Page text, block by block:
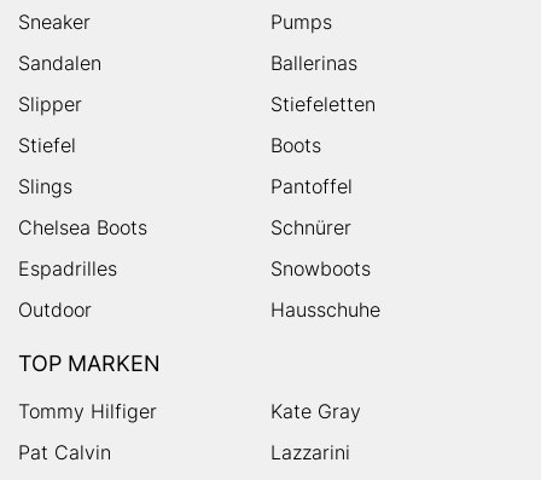
Sneaker
Pumps
Sandalen
Ballerinas
Slipper
Stiefeletten
Stiefel
Boots
Slings
Pantoffel
Chelsea Boots
Schnürer
Espadrilles
Snowboots
Outdoor
Hausschuhe
TOP MARKEN
Tommy Hilfiger
Kate Gray
Pat Calvin
Lazzarini